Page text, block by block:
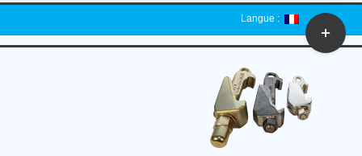
Langue :
Toggle
Sliding
Bar